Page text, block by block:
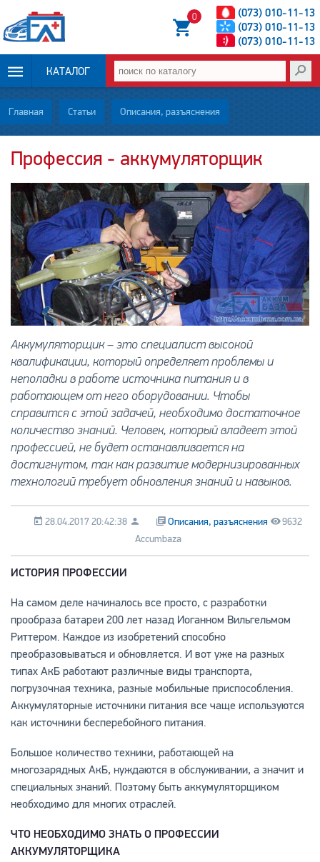
(073) 010-11-13
(073) 010-11-13
(073) 010-11-13
0
КАТАЛОГ
ОПЛАТА И
ДОСТАВКА
СТАТЬИ
О НАС
КОНТАКТЫ
Главная Статьи Описания, разъяснения
Профессия - аккумуляторщик
Аккумуляторщик – это специалист высокой
квалификации, который определяет проблемы и
неполадки в работе источника питания и в
работающем от него оборудовании. Чтобы
справится с этой задачей, необходимо достаточное
количество знаний. Человек, который владеет этой
профессией, не будет останавливается на
достигнутом, так как развитие модернизированных
технологий требует обновления знаний и навыков.
Описания, разъяснения 9632
28.04.2017 20:42:38
Accumbaza
ИСТОРИЯ ПРОФЕССИИ
На самом деле начиналось все просто, с разработки
прообраза батареи 200 лет назад Иоганном Вильгельмом
Риттером. Каждое из изобретений способно
преобразовываться и обновляется. И вот уже на разных
типах АкБ работают различные виды транспорта,
погрузочная техника, разные мобильные приспособления.
Аккумуляторные источники питания все чаще используются
как источники бесперебойного питания.
Большое количество техники, работающей на
многозарядных АкБ, нуждаются в обслуживании, а значит и
специальных знаний. Поэтому быть аккумуляторщиком
необходимо для многих отраслей.
ЧТО НЕОБХОДИМО ЗНАТЬ О ПРОФЕССИИ
АККУМУЛЯТОРЩИКА